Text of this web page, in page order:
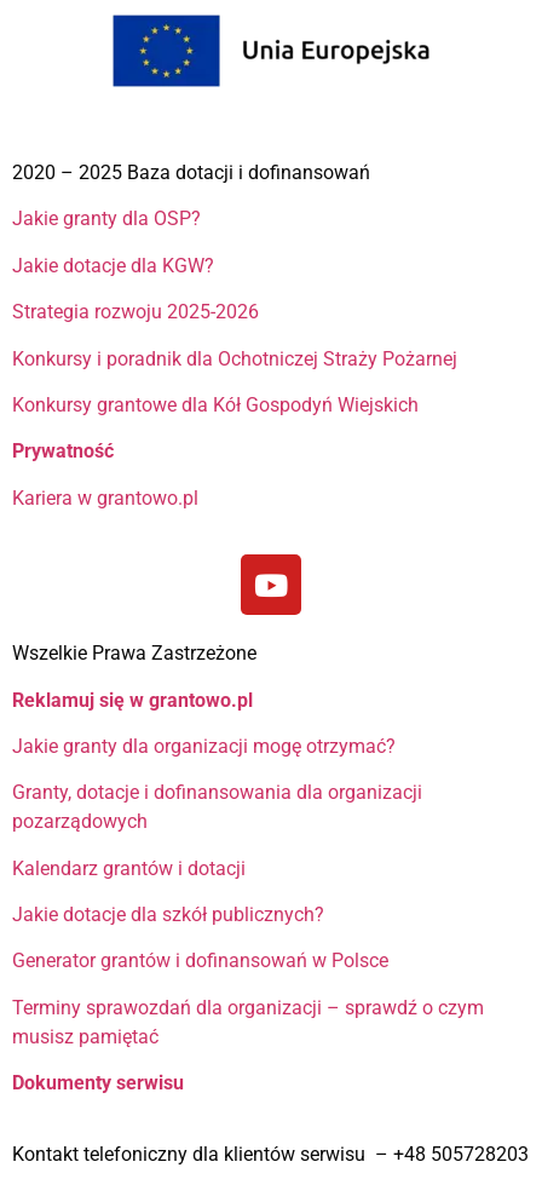
2020 – 2025 Baza dotacji i dofinansowań
Jakie granty dla OSP?
Jakie dotacje dla KGW?
Strategia rozwoju 2025-2026
Konkursy i poradnik dla Ochotniczej Straży Pożarnej
Konkursy grantowe dla Kół Gospodyń Wiejskich
Prywatność
Kariera w grantowo.pl
Wszelkie Prawa Zastrzeżone
Reklamuj się w grantowo.pl
Jakie granty dla organizacji mogę otrzymać?
Granty, dotacje i dofinansowania dla organizacji
pozarządowych
Kalendarz grantów i dotacji
Jakie dotacje dla szkół publicznych?
Generator grantów i dofinansowań w Polsce
Terminy sprawozdań dla organizacji – sprawdź o czym
musisz pamiętać
Dokumenty serwisu
Kontakt telefoniczny dla klientów serwisu – +48 505728203